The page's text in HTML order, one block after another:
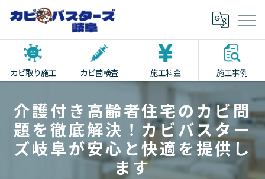
カビ取り施工 カビ菌検査 施工料金 施工事例
介護付き高齢者住宅のカビ問
題を徹底解決！カビバスター
ズ岐阜が安心と快適を提供し
ます